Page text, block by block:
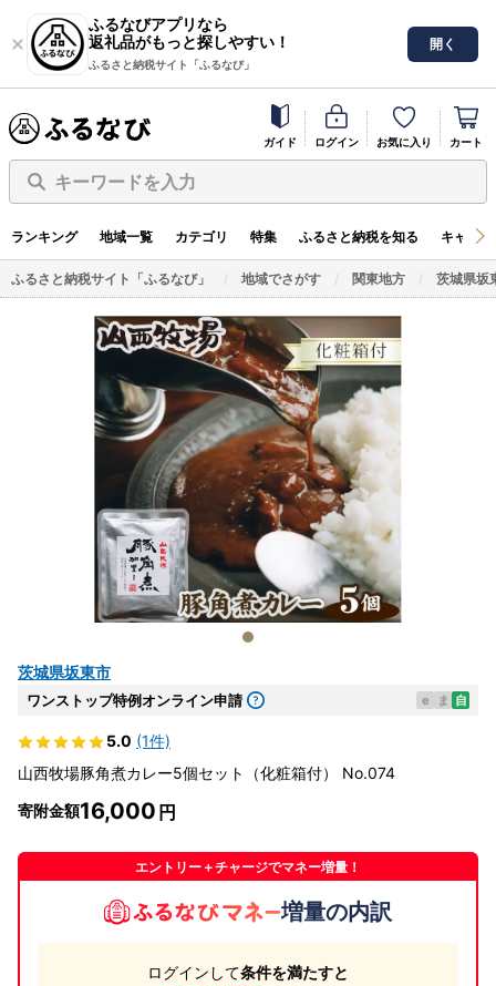
ふるなびアプリなら
返礼品がもっと探しやすい！
ふるさと納税サイト「ふるなび」
開く
ガイド ログイン お気に入り カート
キーワードを入力
ランキング 地域一覧 カテゴリ 特集 ふるさと納税を知る キャン
ふるさと納税サイト「ふるなび」 地域でさがす 関東地方 茨城県坂
茨城県坂東市
ワンストップ特例オンライン申請 e ま 自
5.0 (1件)
山西牧場豚角煮カレー5個セット（化粧箱付） No.074
寄附金額16,000
エントリー＋チャージでマネー増量！
増量の内訳
ログインして条件を満たすと